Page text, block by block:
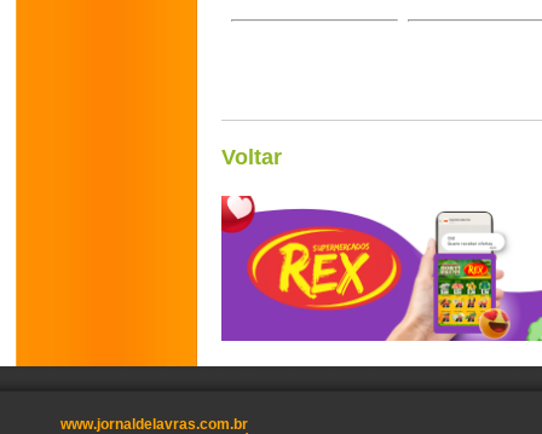
Voltar
www.jornaldelavras.com.br